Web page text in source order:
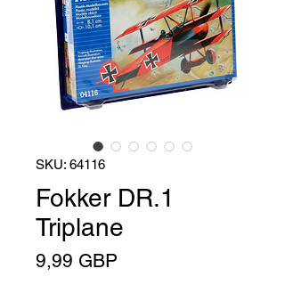
SKU: 64116
Fokker DR.1
Triplane
9,99 GBP